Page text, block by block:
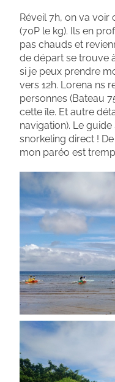
Réveil 7h, on va voir
(70P le kg). Ils en
pas chauds et
de départ se trouve
si je peux prendre
vers 12h. Lorena ns
personnes (Bateau
cette île. Et autre
navigation). Le
snorkeling direct !
mon paréo est